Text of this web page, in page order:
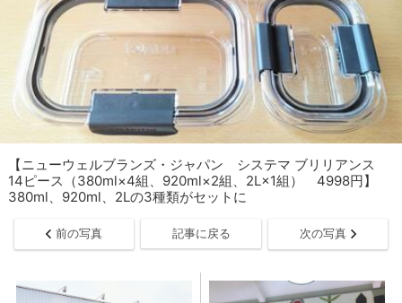
【ニューウェルブランズ・ジャパン システマ ブリリアンス
14ピース（380ml×4組、920ml×2組、2L×1組） 4998円】
380ml、920ml、2Lの3種類がセットに
前の写真 記事に戻る 次の写真